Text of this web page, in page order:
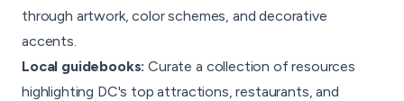
through artwork, color schemes, and decorative
accents.
Local guidebooks: Curate a collection of resources
highlighting DC's top attractions, restaurants, and